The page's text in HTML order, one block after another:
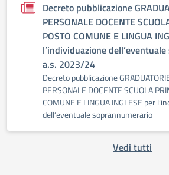
Decreto pubblicazione
PERSONALE DOCENTE
POSTO COMUNE E LINGUA
l’individuazione
a.s. 2023/24
Decreto pubblicazione
PERSONALE DOCENTE SCUOLA
COMUNE E LINGUA INGLESE per
dell’eventuale soprannumerario
Vedi tutti